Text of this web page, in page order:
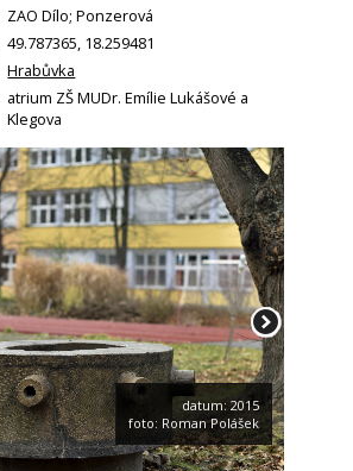
ZAO Dílo; Ponzerová
49.787365, 18.259481
Hrabůvka
atrium ZŠ MUDr. Emílie Lukášové a
Klegova
datum: 2015
foto: Roman Polášek